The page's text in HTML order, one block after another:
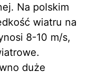
Na polskim
wiatru na
8-10 m/s,
duże